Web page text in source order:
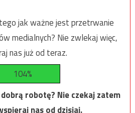
jak ważne jest przetrwanie
medialnych? Nie zwlekaj więc,
nas już od teraz.
104%
robotę? Nie czekaj zatem
nas od dzisiaj.